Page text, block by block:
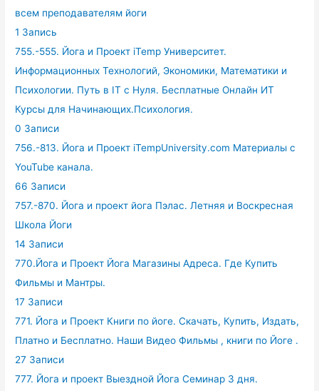
всем преподавателям йоги
1 Запись
755.-555. Йога и Проект iTemp Университет.
Информационных Технологий, Экономики, Математики и
Психологии. Путь в IT с Нуля. Бесплатные Онлайн ИТ
Курсы для Начинающих.Психология.
0 Записи
756.-813. Йога и Проект iTempUniversity.com Материалы с
YouTube канала.
66 Записи
757.-870. Йога и проект йога Пэлас. Летняя и Воскресная
Школа Йоги
14 Записи
770.Йога и Проект Йога Магазины Адреса. Где Купить
Фильмы и Мантры.
17 Записи
771. Йога и Проект Книги по йоге. Скачать, Купить, Издать,
Платно и Бесплатно. Наши Видео Фильмы , книги по Йоге .
27 Записи
777. Йога и проект Выездной Йога Семинар 3 дня.